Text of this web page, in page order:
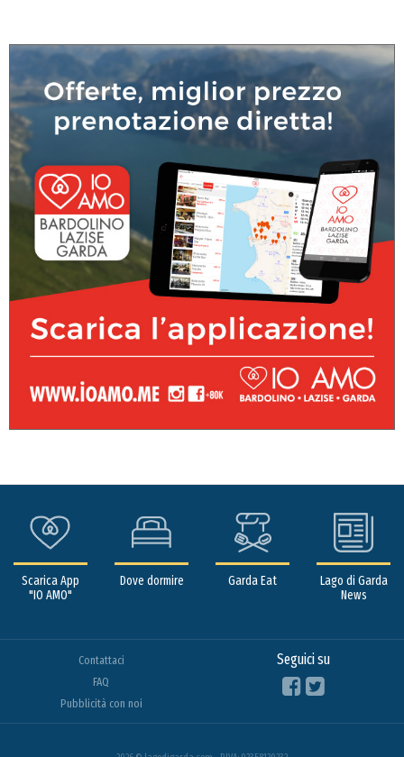
Scarica App
"IO AMO"
Dove dormire Garda Eat
Lago di Garda
News
Contattaci
FAQ
Pubblicità con noi
Seguici su